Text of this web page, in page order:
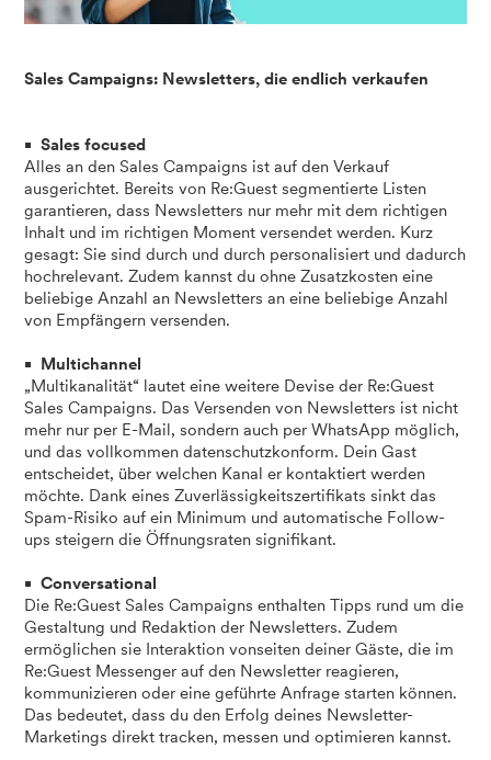
Sales Campaigns: Newsletters, die endlich verkaufen
Sales focused
Alles an den Sales Campaigns ist auf den Verkauf
ausgerichtet. Bereits von Re:Guest segmentierte Listen
garantieren, dass Newsletters nur mehr mit dem richtigen
Inhalt und im richtigen Moment versendet werden. Kurz
gesagt: Sie sind durch und durch personalisiert und dadurch
hochrelevant. Zudem kannst du ohne Zusatzkosten eine
beliebige Anzahl an Newsletters an eine beliebige Anzahl
von Empfängern versenden.
Multichannel
„Multikanalität“ lautet eine weitere Devise der Re:Guest
Sales Campaigns. Das Versenden von Newsletters ist nicht
mehr nur per E-Mail, sondern auch per WhatsApp möglich,
und das vollkommen datenschutzkonform. Dein Gast
entscheidet, über welchen Kanal er kontaktiert werden
möchte. Dank eines Zuverlässigkeitszertifikats sinkt das
Spam-Risiko auf ein Minimum und automatische Follow-
ups steigern die Öffnungsraten signifikant.
Conversational
Die Re:Guest Sales Campaigns enthalten Tipps rund um die
Gestaltung und Redaktion der Newsletters. Zudem
ermöglichen sie Interaktion vonseiten deiner Gäste, die im
Re:Guest Messenger auf den Newsletter reagieren,
kommunizieren oder eine geführte Anfrage starten können.
Das bedeutet, dass du den Erfolg deines Newsletter-
Marketings direkt tracken, messen und optimieren kannst.